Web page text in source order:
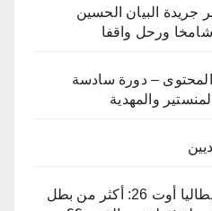
تحرير جريدة البيان الحسين
ورحل واقفا
المحتوى – دورة سادسة
والمهدية
الألعاب المتوسطية تارنتو إيطاليا أوت 26: أكثر من بطل